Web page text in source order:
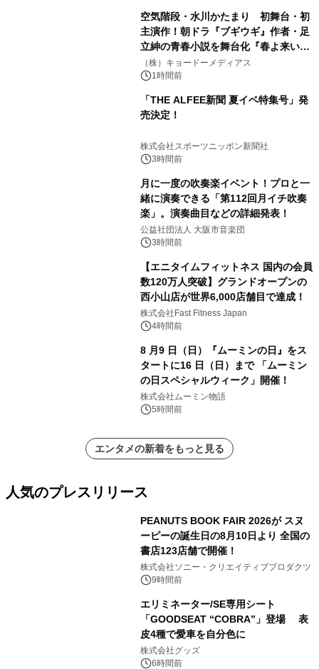
空気階段・水川かたまり 初舞台・初
主演作！朝ドラ『ブギウギ』作者・足
立紳の青春小説を舞台化『春よ来い、
マジで来い』キービジュアル解禁！
（株）キョードーメディアス
1時間前
「THE ALFEE新聞 夏イベ特集号」発
売決定！
株式会社スポーツニッポン新聞社
3時間前
月に一度の吹奏楽イベント！プロと一
緒に演奏できる「第112回月イチ吹奏
楽」。演奏曲目などの詳細発表！
公益社団法人 大阪市音楽団
3時間前
【エニタイムフィットネス 国内の会員
数120万人突破】グランドオープンの
西小山店が世界6,000店舗目で達成！
株式会社Fast Fitness Japan
4時間前
8 月9 日（日）『ムーミンの日』をス
タートに16 日（日）まで 「ムーミン
の日スペシャルウィーク」開催！
株式会社ムーミン物語
5時間前
エンタメの新着をもっと見る
人気のプレスリリース
PEANUTS BOOK FAIR 2026が スヌ
ーピーの誕生日の8月10日より 全国の
書店123店舗で開催！
株式会社ソニー・クリエイティブプロダクツ
9時間前
エリミネーター/SE専用シート
「GOODSEAT “COBRA”」登場 表
皮4種で愛車を自分色に
株式会社グッズ
6時間前